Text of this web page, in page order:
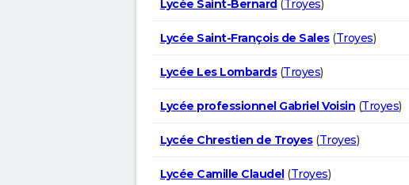
Lycée Saint-Bernard(Troyes)
Lycée Saint-François de Sales(Troyes)
Lycée Les Lombards(Troyes)
Lycée professionnel Gabriel Voisin (Troyes)
Lycée Chrestien de Troyes(Troyes)
Lycée Camille Claudel(Troyes)